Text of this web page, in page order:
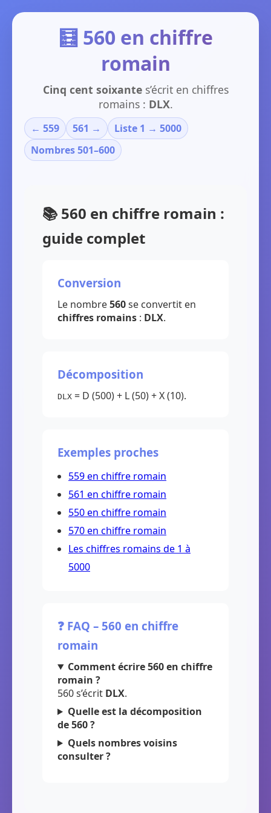
🧮 560 en chiffre
romain
Cinq cent soixantes’écrit en chiffres
romains : DLX.
← 559 561 →
Liste 1 → 5000
Nombres 501–600
📚 560 en chiffre romain :
guide complet
Conversion
Le nombre560se convertit en
chiffres romains : DLX.
Décomposition
DLX = D (500) + L (50) + X (10).
Exemples proches
559 en chiffre romain
561 en chiffre romain
550 en chiffre romain
570 en chiffre romain
Les chiffres romains de 1 à
5000
❓ FAQ – 560 en chiffre
romain
Comment écrire 560 en chiffre
romain ?
560 s’écrit DLX.
Quelle est la décomposition
de 560 ?
Quels nombres voisins
consulter ?